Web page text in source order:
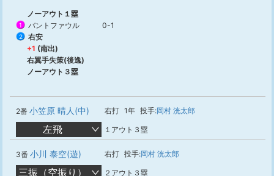
ノーアウト１塁
1 バントファウル 0-1
2
右安
+1 (南出)
右翼手失策(後逸)
ノーアウト３塁
2番 小笠原 晴人(中) 右打 1年 投手:岡村 洸太郎
左飛 １アウト３塁
3番 小川 泰空(遊) 右打 投手:岡村 洸太郎
三振（空振り） ２アウト３塁